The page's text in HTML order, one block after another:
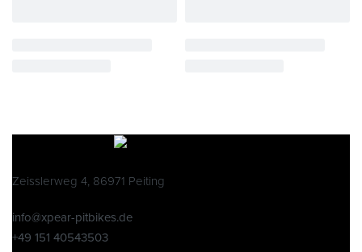
Zeisslerweg 4, 86971 Peiting
info@xpear-pitbikes.de
+49 151 40543503